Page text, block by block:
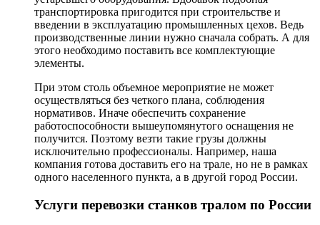
транспортировка пригодится при строительстве и
введении в эксплуатацию промышленных цехов. Ведь
производственные линии нужно сначала собрать. А для
этого необходимо поставить все комплектующие
элементы.
При этом столь объемное мероприятие не может
осуществляться без четкого плана, соблюдения
нормативов. Иначе обеспечить сохранение
работоспособности вышеупомянутого оснащения не
получится. Поэтому везти такие грузы должны
исключительно профессионалы. Например, наша
компания готова доставить его на трале, но не в рамках
одного населенного пункта, а в другой город России.
Услуги перевозки станков тралом по России